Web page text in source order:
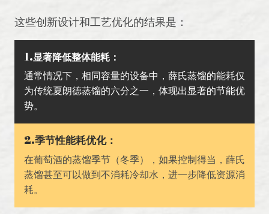
这些创新设计和工艺优化的结果是：
1.显著降低整体能耗：
通常情况下，相同容量的设备中，薛氏蒸馏的能耗仅
为传统夏朗德蒸馏的六分之一，体现出显著的节能优
势。
2.季节性能耗优化：
在葡萄酒的蒸馏季节（冬季），如果控制得当，薛氏
蒸馏甚至可以做到不消耗冷却水，进一步降低资源消
耗。